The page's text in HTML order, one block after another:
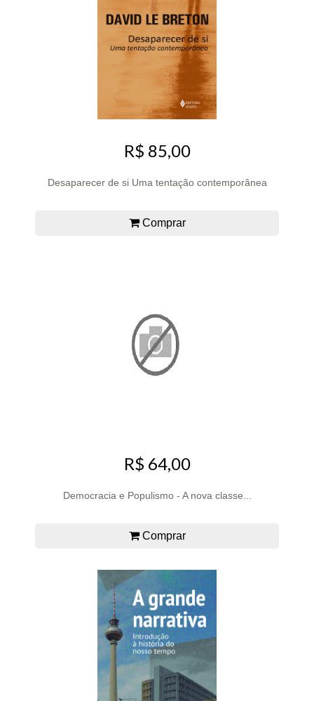
R$ 85,00
Desaparecer de si Uma tentação contemporânea
Comprar
R$ 64,00
Democracia e Populismo - A nova classe...
Comprar